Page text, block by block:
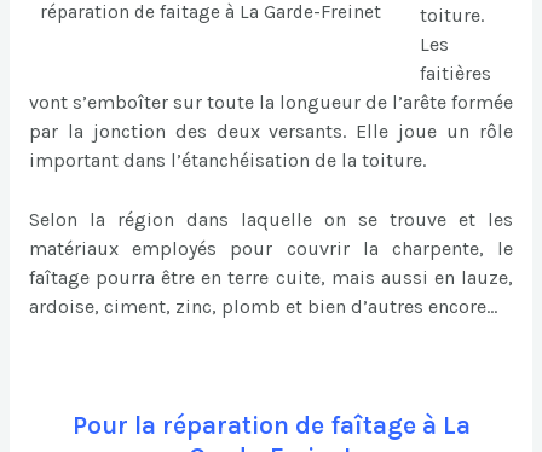
réparation de faitage à La Garde-Freinet
toiture.
Les
faitières
vont s’emboîter sur toute la longueur de l’arête formée
par la jonction des deux versants. Elle joue un rôle
important dans l’étanchéisation de la toiture.
Selon la région dans laquelle on se trouve et les
matériaux employés pour couvrir la charpente, le
faîtage pourra être en terre cuite, mais aussi en lauze,
ardoise, ciment, zinc, plomb et bien d’autres encore…
Pour la réparation de faîtage à La